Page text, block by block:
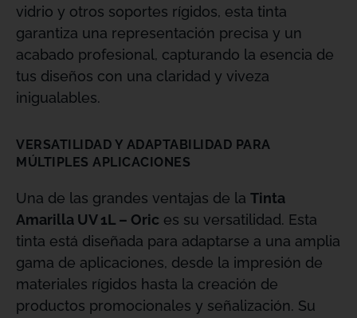
vidrio y otros soportes rígidos, esta tinta
garantiza una representación precisa y un
acabado profesional, capturando la esencia de
tus diseños con una claridad y viveza
inigualables.
VERSATILIDAD Y ADAPTABILIDAD PARA
MÚLTIPLES APLICACIONES
Una de las grandes ventajas de la Tinta
Amarilla UV 1L – Oric es su versatilidad. Esta
tinta está diseñada para adaptarse a una amplia
gama de aplicaciones, desde la impresión de
materiales rígidos hasta la creación de
productos promocionales y señalización. Su